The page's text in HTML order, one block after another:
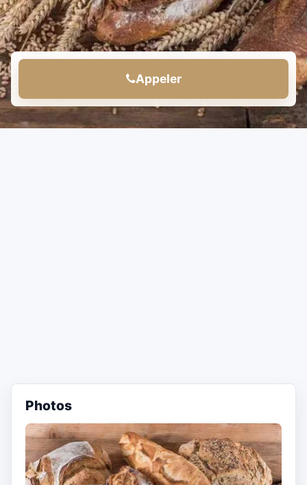
Appeler
Photos